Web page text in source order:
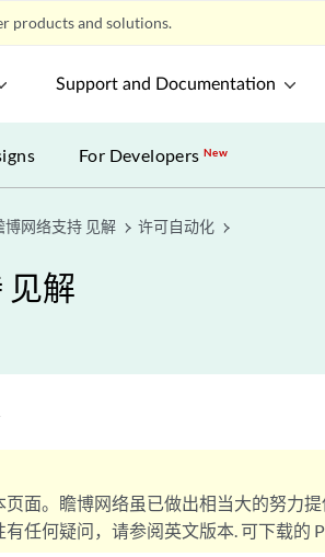
products and solutions.
Support and Documentation
For DevelopersNew
网络支持 见解 许可自动化
见解
面。瞻博网络虽已做出相当大的努力
任何疑问，请参阅英文版本. 可下载的